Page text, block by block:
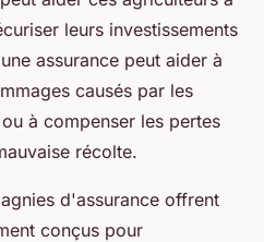
leurs investissements
assurance peut aider à
causés par les
à compenser les pertes
récolte.
d'assurance offrent
conçus pour